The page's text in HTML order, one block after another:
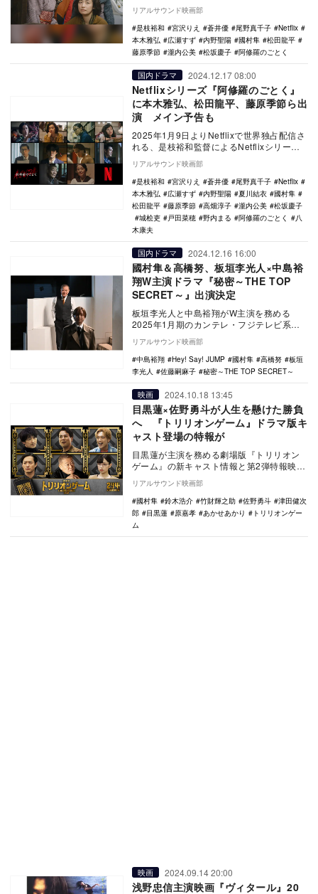
『阿修羅のごとく』の場面写真が…
リアルサウンド映画部
是枝裕和
宮沢りえ 蒼井優 尾野真千子
Netflix
本木雅弘
広瀬すず 内野聖陽 國村隼
松田龍平
藤原季節
瀧内公美 松坂慶子 阿修羅のごとく
国内ドラマ 2024.12.17 08:00
Netflixシリーズ『阿修羅のごとく』
に本木雅弘、松田龍平、藤原季節ら出
演 メイン予告も
2025年1月9日よりNetflixで世界独占配信さ
れる、是枝裕和監督によるNetflixシリーズ
『阿修羅のごとく』の追加キャス…
リアルサウンド映画部
是枝裕和
宮沢りえ 蒼井優 尾野真千子
Netflix
本木雅弘
広瀬すず 内野聖陽 夏川結衣
國村隼
松田龍平
藤原季節 高畑淳子 瀧内公美
松坂慶子
城桧吏
戸田菜穂 野内まる 阿修羅のごとく
八
木康夫
国内ドラマ 2024.12.16 16:00
國村隼＆高橋努、板垣李光人×中島裕
翔W主演ドラマ『秘密～THE TOP
SECRET～』出演決定
板垣李光人と中島裕翔がW主演を務める
2025年1月期のカンテレ・フジテレビ系月
10ドラマ『秘密～THE TOP SECRET～』
…
リアルサウンド映画部
中島裕翔
Hey! Say! JUMP 國村隼 高橋努
板垣
李光人
佐藤嗣麻子 秘密～THE TOP SECRET～
映画 2024.10.18 13:45
目黒蓮×佐野勇斗が人生を懸けた勝負
へ 『トリリオンゲーム』ドラマ版キ
ャスト登場の特報が
目黒蓮が主演を務める劇場版『トリリオン
ゲーム』の新キャスト情報と第2弾特報映像
が公開された。 2023年7月期のTBS系金
曜…
リアルサウンド映画部
國村隼
鈴木浩介 竹財輝之助 佐野勇斗
津田健次
郎
目黒蓮 原嘉孝 あかせあかり
トリリオンゲー
ム
映画 2024.09.14 20:00
浅野忠信主演映画『ヴィタール』20